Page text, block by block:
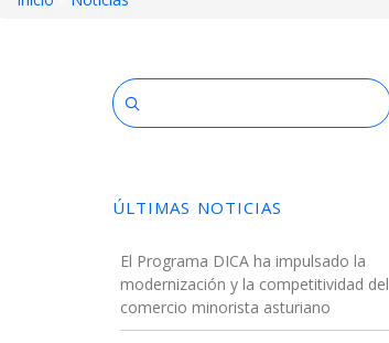
enlaces
navegación
ÚLTIMAS NOTICIAS
El Programa DICA ha impulsado la
modernización y la competitividad del
comercio minorista asturiano